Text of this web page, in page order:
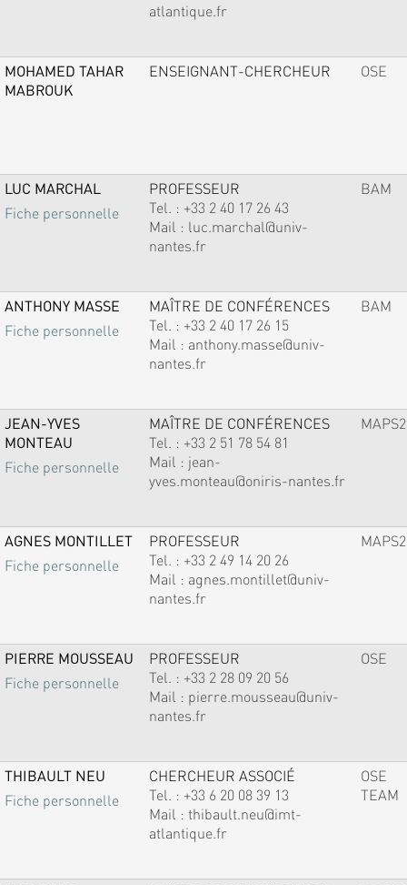
atlantique.fr
MOHAMED TAHAR
MABROUK
ENSEIGNANT-CHERCHEUR OSE
LUC MARCHAL
Fiche personnelle
PROFESSEUR
Tel. : +33 2 40 17 26 43
Mail : luc.marchal@univ-
nantes.fr
BAM
ANTHONY MASSE
Fiche personnelle
MAÎTRE DE CONFÉRENCES
Tel. : +33 2 40 17 26 15
Mail : anthony.masse@univ-
nantes.fr
BAM
JEAN-YVES
MONTEAU
Fiche personnelle
MAÎTRE DE CONFÉRENCES
Tel. : +33 2 51 78 54 81
Mail : jean-
yves.monteau@oniris-nantes.fr
MAPS2
AGNES MONTILLET
Fiche personnelle
PROFESSEUR
Tel. : +33 2 49 14 20 26
Mail : agnes.montillet@univ-
nantes.fr
MAPS2
PIERRE MOUSSEAU
Fiche personnelle
PROFESSEUR
Tel. : +33 2 28 09 20 56
Mail : pierre.mousseau@univ-
nantes.fr
OSE
THIBAULT NEU
Fiche personnelle
CHERCHEUR ASSOCIÉ
Tel. : +33 6 20 08 39 13
Mail : thibault.neu@imt-
atlantique.fr
OSE
TEAM